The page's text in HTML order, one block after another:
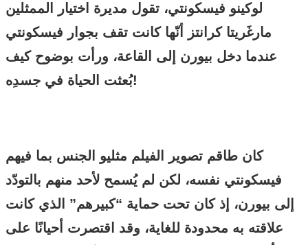
لوكينو فيسكونتي، تقول مديرة اختيار الممثلين
مارغَريتا كرانتز أنّها كانت تقف بجوار فيسكونتي
عندما دخل بيورن إلى القاعة، ورأت بوضوح كيف
بُعثت الحياة في جسدِه!
كان طاقم تصوير الفيلم مثليو الجنس بما فيهم
فيسكونتي نفسه، لكن لم يُسمح لأحد منهم بالتودّد
إلى بيورن، إذ كان تحت حماية “كبيرهم” الذي كانت
علاقته به محدودة للغاية، وقد اقتصرت أحيانًا على